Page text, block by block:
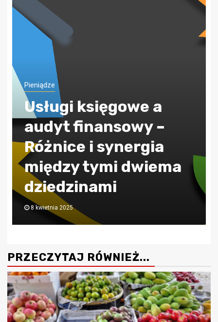
Pieniądze
ZUS jak poprawnie
obliczać składkę
zdrowotną?
30 lipca 2024
PRZECZYTAJ RÓWNIEŻ...